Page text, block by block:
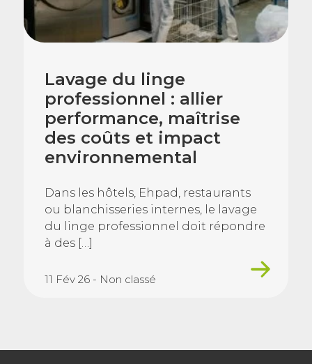
Lavage du linge
professionnel : allier
performance, maîtrise
des coûts et impact
environnemental
Dans les hôtels, Ehpad, restaurants
ou blanchisseries internes, le lavage
du linge professionnel doit répondre
à des […]
11 Fév 26 - Non classé